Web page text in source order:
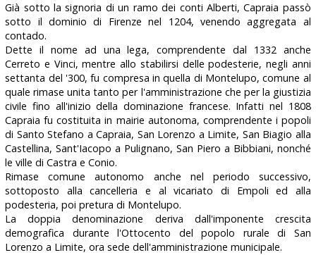
Già sotto la signoria di un ramo dei conti Alberti, Capraia passò
sotto il dominio di Firenze nel 1204, venendo aggregata al
contado.
Dette il nome ad una lega, comprendente dal 1332 anche
Cerreto e Vinci, mentre allo stabilirsi delle podesterie, negli anni
settanta del '300, fu compresa in quella di Montelupo, comune al
quale rimase unita tanto per l'amministrazione che per la giustizia
civile fino all'inizio della dominazione francese. Infatti nel 1808
Capraia fu costituita in mairie autonoma, comprendente i popoli
di Santo Stefano a Capraia, San Lorenzo a Limite, San Biagio alla
Castellina, Sant'Iacopo a Pulignano, San Piero a Bibbiani, nonché
le ville di Castra e Conio.
Rimase comune autonomo anche nel periodo successivo,
sottoposto alla cancelleria e al vicariato di Empoli ed alla
podesteria, poi pretura di Montelupo.
La doppia denominazione deriva dall'imponente crescita
demografica durante l'Ottocento del popolo rurale di San
Lorenzo a Limite, ora sede dell'amministrazione municipale.